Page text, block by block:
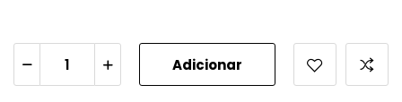
Adicionar